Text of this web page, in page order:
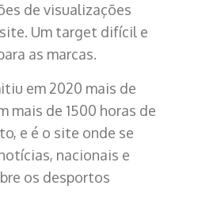
de visualizações
Um target difícil e
as marcas.
em 2020 mais de
mais de 1500 horas de
e é o site onde se
nacionais e
os desportos